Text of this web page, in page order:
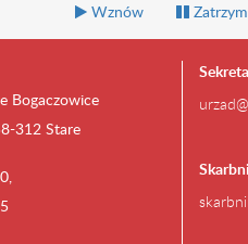
Wznów
Bogaczowice
312 Stare